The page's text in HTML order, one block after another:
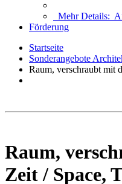
Mehr Details:
Förderung
Startseite
Sonderangebote
Raum, verschraubt mit
Raum,
Zeit / Space,